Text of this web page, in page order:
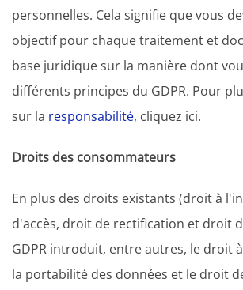
personnelles. Cela signifie que vous
objectif pour chaque traitement et
base juridique sur la manière dont
différents principes du GDPR. Pour
sur la responsabilité, cliquez ici.
Droits des consommateurs
En plus des droits existants (droit à
d'accès, droit de rectification et droit
GDPR introduit, entre autres, le droit
la portabilité des données et le droit